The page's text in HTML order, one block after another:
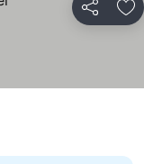
Partilhar